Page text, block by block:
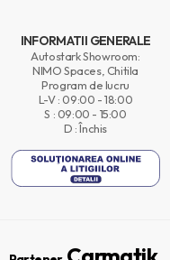
INFORMATII GENERALE
Autostark Showroom:
NIMO Spaces, Chitila
Program de lucru
L-V : 09:00 - 18:00
S : 09:00 - 15:00
D : Închis